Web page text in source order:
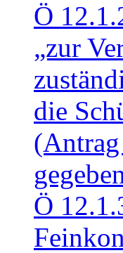
Ö
„zur
die
Ö